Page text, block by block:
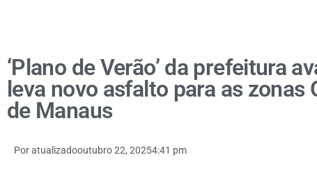
‘Plano de Verão’ da prefeitura
leva novo asfalto para as zonas
de Manaus
Poratualizadooutubro 22, 20254:41 pm